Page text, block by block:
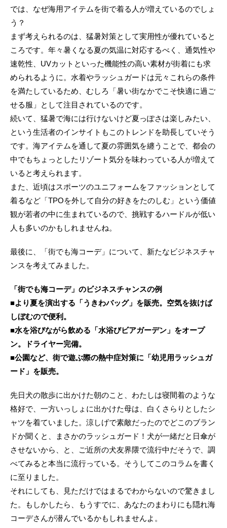
では、なぜ海用アイテムを街で着る人が増えているのでしょ
う？
まず考えられるのは、猛暑対策として実用性が優れていると
ころです。年々暑くなる夏の気温に対応するべく、通気性や
速乾性、UVカットといった機能性の高い素材が街着にも求
められるように。水着やラッシュガードは元々これらの条件
を満たしているため、むしろ「暑い街なかでこそ快適に過ご
せる服」として注目されているのです。
続いて、猛暑で海には行けないけど夏っぽさは楽しみたい、
という生活者のインサイトもこのトレンドを助長していそう
です。海アイテムを通して夏の雰囲気を纏うことで、都会の
中でもちょっとしたリゾート気分を味わっている人が増えて
いると考えられます。
また、近頃はスポーツのユニフォームをファッションとして
着るなど「TPOを外して自分の好きをたのしむ」という価値
観が若者の中に生まれているので、挑戦するハードルが低い
人も多いのかもしれませんね。
最後に、「街でも海コーデ」について、新たなビジネスチャ
ンスを考えてみました。
「街でも海コーデ」のビジネスチャンスの例
■より夏を演出する「うきわバッグ」を販売。空気を抜けば
しぼむので便利。
■水を浴びながら飲める「水浴びビアガーデン」をオープ
ン。ドライヤー完備。
■公園など、街で遊ぶ際の熱中症対策に「幼児用ラッシュガ
ード」を販売。
先日犬の散歩に出かけた朝のこと、わたしは寝間着のような
格好で、一方いっしょに出かけた母は、白くさらりとしたシ
ャツを着ていました。涼しげで素敵だったのでどこのブラン
ドか聞くと、まさかのラッシュガード！犬が一緒だと日傘が
させないから、と、ご近所の犬友界隈で流行中だそうで、調
べてみると本当に流行っている。そうしてこのコラムを書く
に至りました。
それにしても、見ただけではまるでわからないので驚きまし
た。もしかしたら、もうすでに、あなたのまわりにも隠れ海
コーデさんが潜んでいるかもしれませんよ。